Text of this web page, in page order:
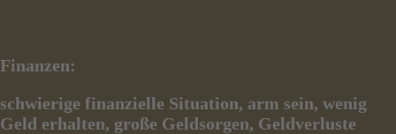
Finanzen:
schwierige finanzielle Situation, arm sein, wenig
Geld erhalten, große Geldsorgen, Geldverluste